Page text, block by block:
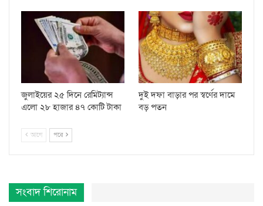
জুলাইয়ের ২৫ দিনে রেমিট্যান্স
এলো ২৮ হাজার ৪৭ কোটি টাকা
দুই দফা বাড়ার পর স্বর্ণের দামে
বড় পতন
আগে পরে
সংবাদ শিরোনাম